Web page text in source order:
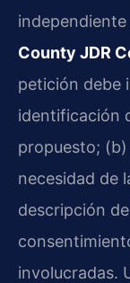
County JDR
petición debe
identificación
propuesto;
necesidad de
descripción
involucradas.